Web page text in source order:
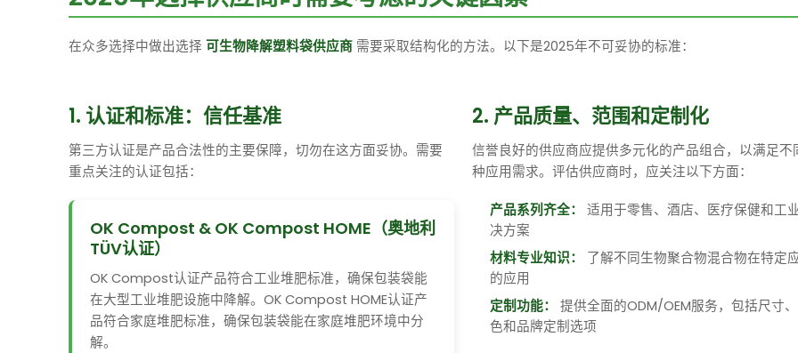
在众多选择中做出选择 可生物降解塑料袋供应商需要采取结构化的方法。以下是2025年不可妥协的标准：
1. 认证和标准：信任基准
第三方认证是产品合法性的主要保障，切勿在这方面妥协。需要
重点关注的认证包括：
OK Compost & OK Compost HOME（奥地利
TÜV认证）
OK Compost认证产品符合工业堆肥标准，确保包装袋能
在大型工业堆肥设施中降解。OK Compost HOME认证产
品符合家庭堆肥标准，确保包装袋能在家庭堆肥环境中分
解。
2. 产品质量、范围和定制化
信誉良好的供应商应提供多元化的产品组合，以满足不
种应用需求。评估供应商时，应关注以下方面：
产品系列齐全：
适用于零售、酒店、医疗保健和工
决方案
材料专业知识：
了解不同生物聚合物混合物在特定
的应用
定制功能：
提供全面的ODM/OEM服务，包括尺寸
色和品牌定制选项